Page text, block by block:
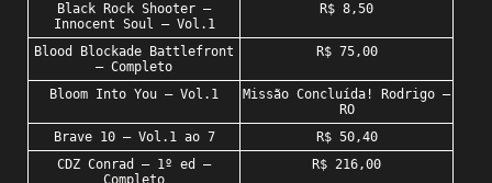
Black Rock Shooter –
Innocent Soul – Vol.1
R$ 8,50
Blood Blockade Battlefront
– Completo
R$ 75,00
Bloom Into You – Vol.1
Missão Concluída! Rodrigo –
RO
Brave 10 – Vol.1 ao 7
R$ 50,40
CDZ Conrad – 1º ed –
R$ 216,00